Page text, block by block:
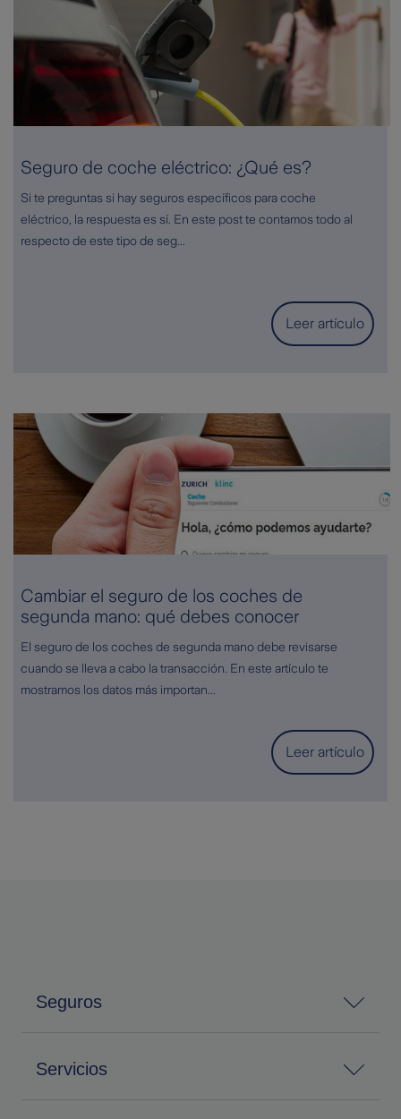
Seguro de coche eléctrico: ¿Qué es?
Si te preguntas si hay seguros específicos para coche
eléctrico, la respuesta es sí. En este post te contamos todo al
respecto de este tipo de seg...
Leer artículo
Cambiar el seguro de los coches de
segunda mano: qué debes conocer
El seguro de los coches de segunda mano debe revisarse
cuando se lleva a cabo la transacción. En este artículo te
mostramos los datos más importan...
Leer artículo
Seguros
Servicios